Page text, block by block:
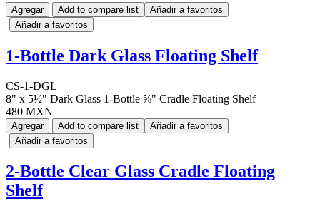
Agregar Add to compare list
Añadir a favoritos
Añadir a favoritos
1-Bottle Dark Glass Floating Shelf
CS-1-DGL
8" x 5½" Dark Glass 1-Bottle ⅝" Cradle Floating Shelf
480 MXN
Agregar Add to compare list
Añadir a favoritos
Añadir a favoritos
2-Bottle Clear Glass Cradle Floating
Shelf